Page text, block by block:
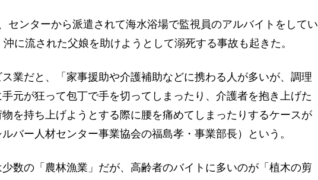
センターから派遣されて海水浴場で監視員のアルバイトをしてい
に流された父娘を助けようとして溺死する事故も起きた。
業だと、「家事援助や介護補助などに携わる人が多いが、調理
手元が狂って包丁で手を切ってしまったり、介護者を抱き上げた
物を持ち上げようとする際に腰を痛めてしまったりするケースが
バー人材センター事業協会の福島孝・事業部長）という。
数の「農林漁業」だが、高齢者のバイトに多いのが「植木の剪